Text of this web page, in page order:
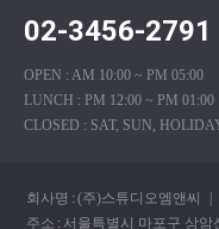
02-3456-2791
OPEN : AM 10:00 ~ PM 05:00
LUNCH : PM 12:00 ~ PM 01:00
CLOSED : SAT, SUN,
회사명 : (주)스튜디오엠앤씨
주소 : 서울특별시 마포구 상암